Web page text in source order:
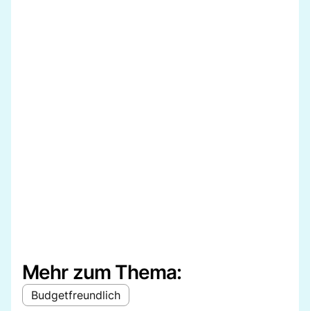
Mehr zum Thema:
Budgetfreundlich